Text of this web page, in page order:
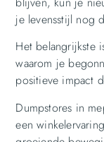
je levensstijl nog
Het belangrijkste
waarom je
positieve impact
Dumpstores in
een